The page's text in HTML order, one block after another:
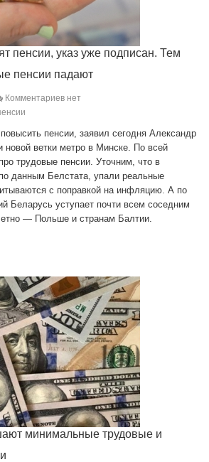
пенсии, указ уже подписан. Тем
пенсии падают
Комментариев нет
пенсии, заявил сегодня Александр
новой ветки метро в Минске. По всей
трудовые пенсии. Уточним, что в
данным Белстата, упали реальные
с поправкой на инфляцию. А по
Беларусь уступает почти всем соседним
— Польше и странам Балтии.
минимальные трудовые и